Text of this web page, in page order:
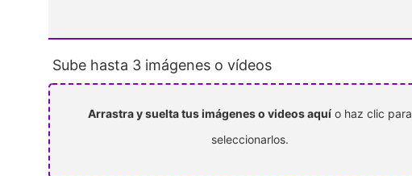
Sube hasta 3 imágenes o vídeos
Arrastra y suelta tus imágenes o videos aquí o haz clic para
seleccionarlos.